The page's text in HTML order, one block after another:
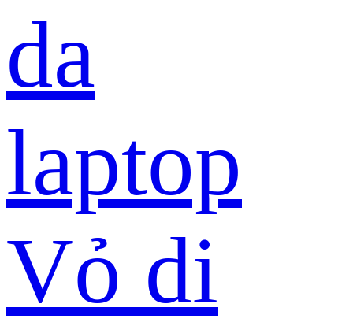
da
laptop
Vỏ di